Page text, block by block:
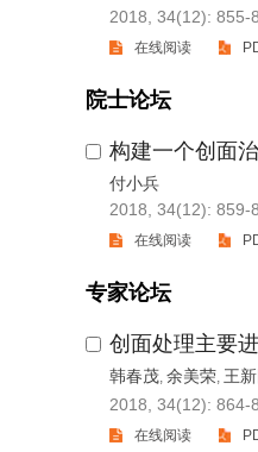
2018, 34(12): 855-
在线阅读
院士论坛
构建一个创面
付小兵
2018, 34(12): 859-
在线阅读
专家论坛
创面处理主要
韩春茂, 余美荣, 王新
2018, 34(12): 864-
在线阅读